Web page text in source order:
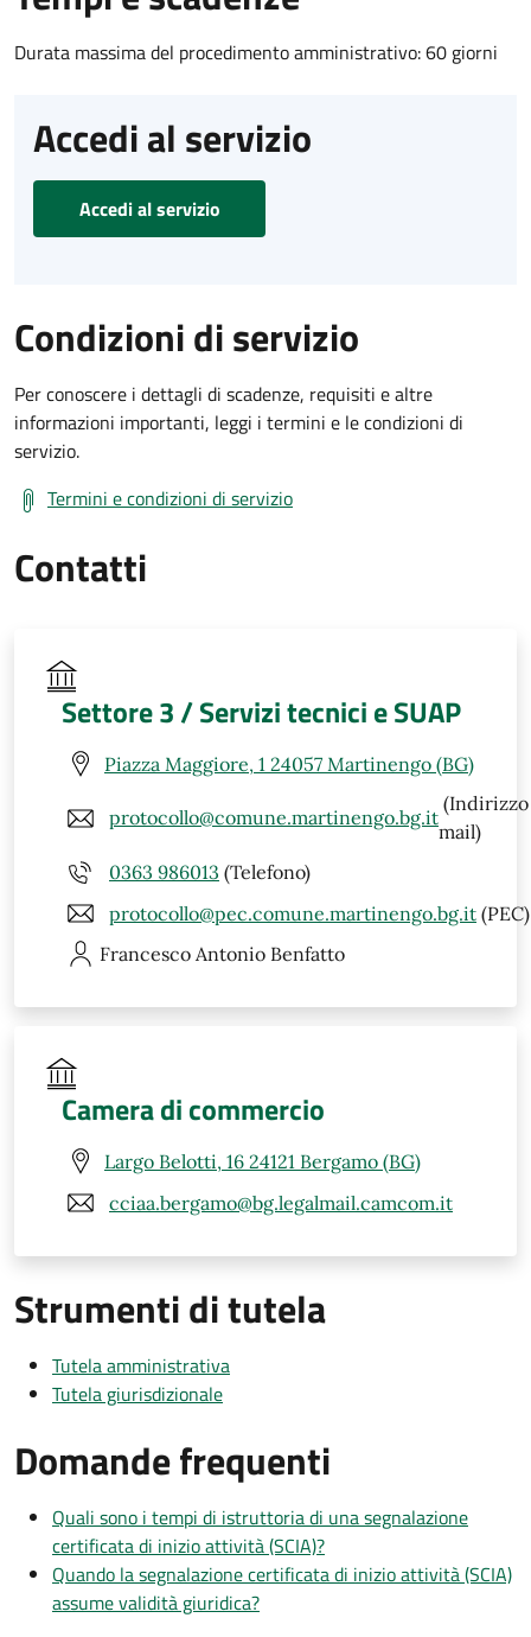
Durata massima del procedimento amministrativo: 60 giorni
Accedi al servizio
Accedi al servizio
Condizioni di servizio
Per conoscere i dettagli di scadenze, requisiti e altre
informazioni importanti, leggi i termini e le condizioni di
servizio.
Termini e condizioni di servizio
Contatti
Settore 3 / Servizi tecnici e SUAP
Piazza Maggiore, 1 24057 Martinengo (BG)
protocollo@comune.martinengo.bg.it
(Indirizzo
mail)
0363 986013 (Telefono)
protocollo@pec.comune.martinengo.bg.it (PEC)
Francesco Antonio Benfatto
Camera di commercio
Largo Belotti, 16 24121 Bergamo (BG)
cciaa.bergamo@bg.legalmail.camcom.it
Strumenti di tutela
Tutela amministrativa
Tutela giurisdizionale
Domande frequenti
Quali sono i tempi di istruttoria di una segnalazione
certificata di inizio attività (SCIA)?
Quando la segnalazione certificata di inizio attività (SCIA)
assume validità giuridica?